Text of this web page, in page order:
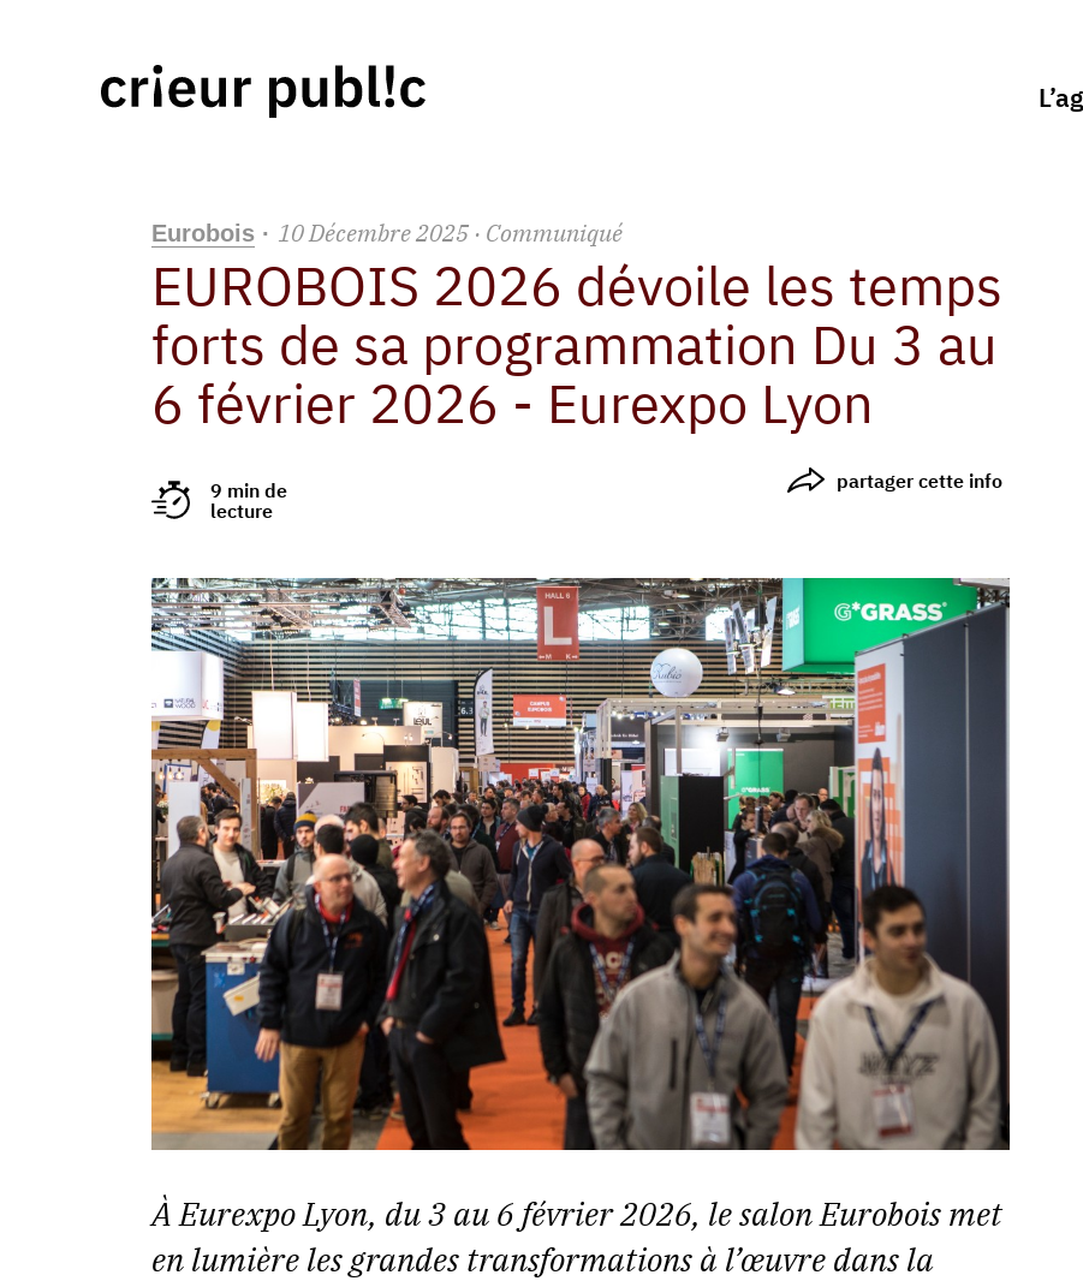
Eurobois · 10Décembre2025 · Communiqué
EUROBOIS 2026 dévoile les temps
forts de sa programmation Du 3 au
6 février 2026 - Eurexpo Lyon
9 min de
lecture
partager cette info
À Eurexpo Lyon, du 3 au 6 février 2026, le salon Eurobois met
en lumière les grandes transformations à l’œuvre dans la